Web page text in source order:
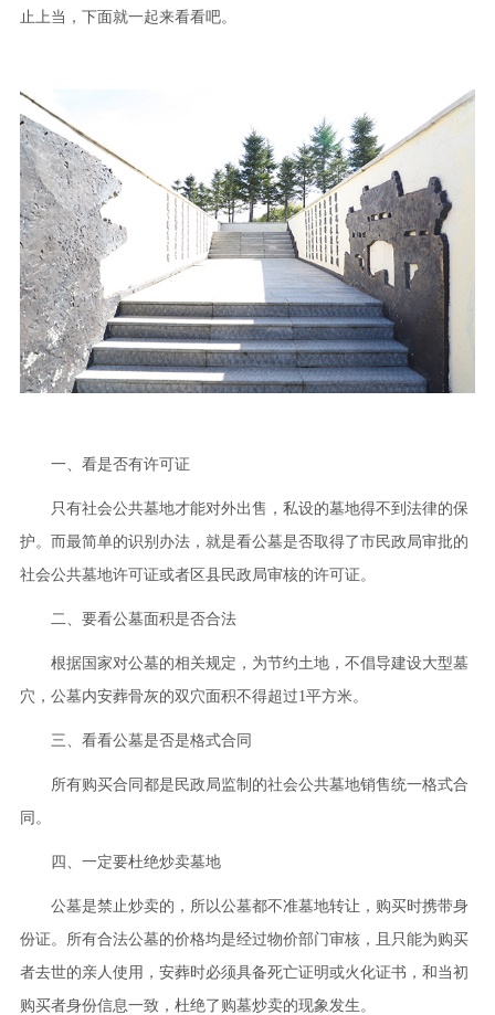
止上当，下面就一起来看看吧。
一、看是否有许可证
只有社会公共墓地才能对外出售，私设的墓地得不到法律的保
护。而最简单的识别办法，就是看公墓是否取得了市民政局审批的
社会公共墓地许可证或者区县民政局审核的许可证。
二、要看公墓面积是否合法
根据国家对公墓的相关规定，为节约土地，不倡导建设大型墓
穴，公墓内安葬骨灰的双穴面积不得超过1平方米。
三、看看公墓是否是格式合同
所有购买合同都是民政局监制的社会公共墓地销售统一格式合
同。
四、一定要杜绝炒卖墓地
公墓是禁止炒卖的，所以公墓都不准墓地转让，购买时携带身
份证。所有合法公墓的价格均是经过物价部门审核，且只能为购买
者去世的亲人使用，安葬时必须具备死亡证明或火化证书，和当初
购买者身份信息一致，杜绝了购墓炒卖的现象发生。